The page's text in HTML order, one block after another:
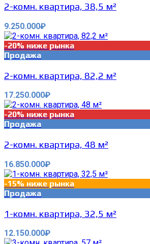
2-комн. квартира, 38,5 м²
9.250.000₽
-20% ниже рынка
Продажа
2-комн. квартира, 82,2 м²
17.250.000₽
-20% ниже рынка
Продажа
2-комн. квартира, 48 м²
16.850.000₽
-15% ниже рынка
Продажа
1-комн. квартира, 32,5 м²
12.150.000₽